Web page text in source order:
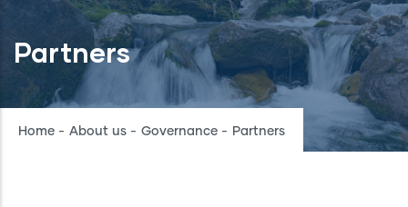
Partners
Breadcrumb
Home - About us - Governance - Partners